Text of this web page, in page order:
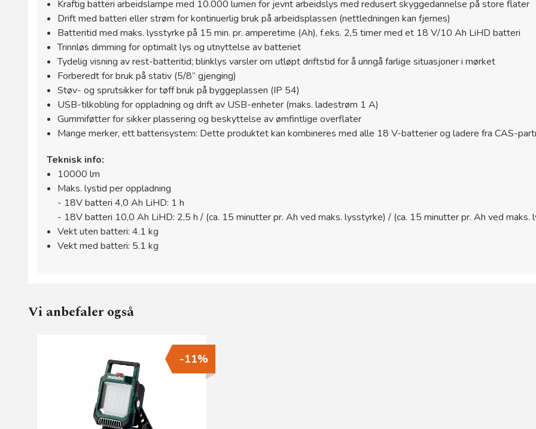
Kraftig batteri arbeidslampe med 10.000 lumen for jevnt arbeidslys med redusert skyggedannelse på store flater
Drift med batteri eller strøm for kontinuerlig bruk på arbeidsplassen (nettledningen kan fjernes)
Batteritid med maks. lysstyrke på 15 min. pr. amperetime (Ah), f.eks. 2,5 timer med et 18 V/10 Ah LiHD batteri
Trinnløs dimming for optimalt lys og utnyttelse av batteriet
Tydelig visning av rest-batteritid; blinklys varsler om utløpt driftstid for å unngå farlige situasjoner i mørket
Forberedt for bruk på stativ (5/8” gjenging)
Støv- og sprutsikker for tøff bruk på byggeplassen (IP 54)
USB-tilkobling for oppladning og drift av USB-enheter (maks. ladestrøm 1 A)
Gummiføtter for sikker plassering og beskyttelse av ømfintlige overflater
Mange merker, ett batterisystem: Dette produktet kan kombineres med alle 18 V-batterier og ladere fra CAS-
Teknisk info:
10000 lm
Maks. lystid per oppladning
- 18V batteri 4,0 Ah LiHD: 1 h
- 18V batteri 10,0 Ah LiHD: 2,5 h / (ca. 15 minutter pr. Ah ved maks. lysstyrke) / (ca. 15 minutter pr. Ah ved maks.
Vekt uten batteri: 4.1 kg
Vekt med batteri: 5.1 kg
Vi anbefaler også
-11%